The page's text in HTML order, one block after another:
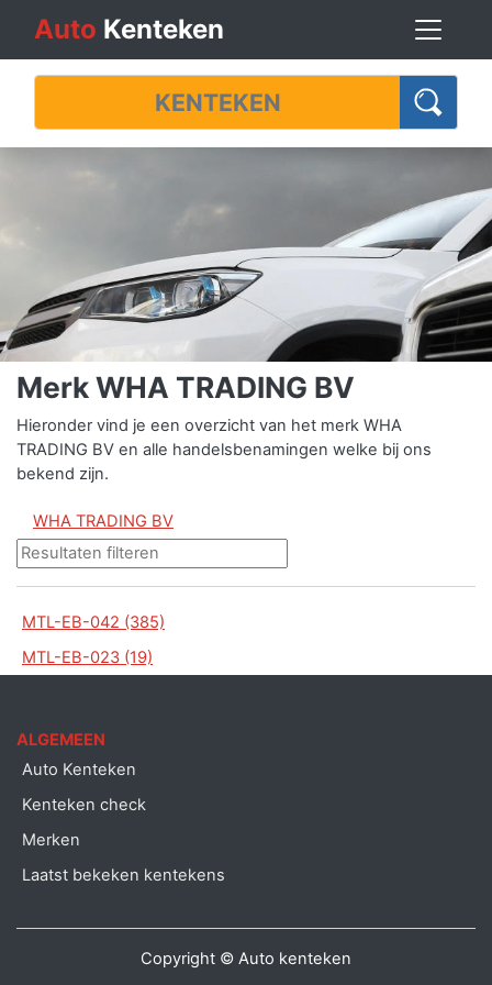
Auto Kenteken
Merk WHA TRADING BV
Hieronder vind je een overzicht van het merk WHA
TRADING BV en alle handelsbenamingen welke bij ons
bekend zijn.
WHA TRADING BV
MTL-EB-042 (385)
MTL-EB-023 (19)
ALGEMEEN
Auto Kenteken
Kenteken check
Merken
Laatst bekeken kentekens
Copyright © Auto kenteken